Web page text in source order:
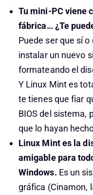
Tu mini-PC viene
fábrica… ¿Te
Puede ser que sí
instalar un nuevo
formateando el
Y Linux Mint es
te tienes que fiar
BIOS del sistema,
que lo hayan
Linux Mint es la
amigable para
Windows. Es un
gráfica (Cinamon,